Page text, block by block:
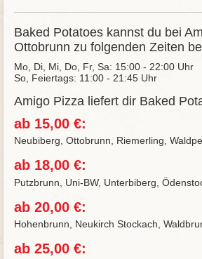
Baked Potatoes kannst du bei
Ottobrunn zu folgenden Zeiten
Mo, Di, Mi, Do, Fr, Sa: 15:00 - 22:00 Uhr
So, Feiertags: 11:00 - 21:45 Uhr
Amigo Pizza liefert dir Baked
ab 15,00 €:
Neubiberg, Ottobrunn, Riemerling,
ab 18,00 €:
Putzbrunn, Uni-BW, Unterbiberg,
ab 20,00 €:
Hohenbrunn, Neukirch Stockach,
ab 25,00 €: